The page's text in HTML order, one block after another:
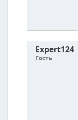
Expert124
Гость